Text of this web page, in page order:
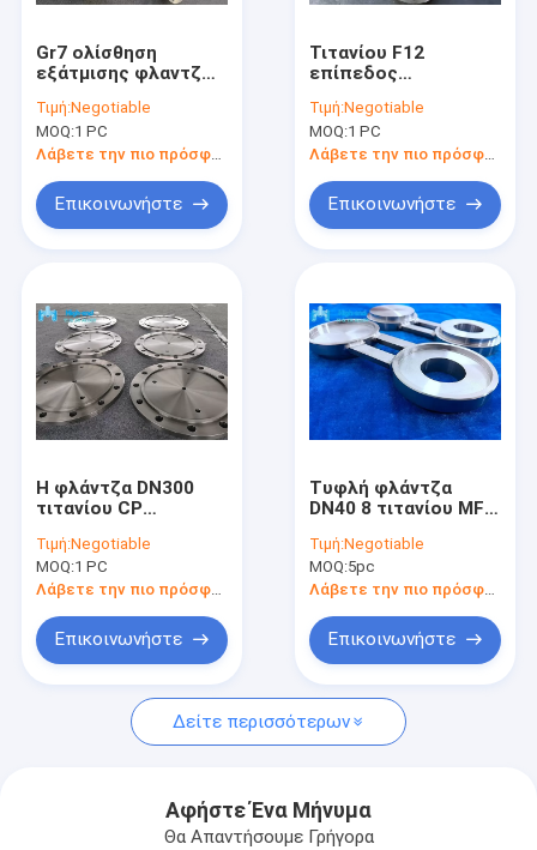
Σφυρηλατημένο κομμάτι τιτανίου
Τιτάνιο γύρω από το φραγμό
Πιάτο τιτανίου
Σφυρηλατημένο δαχτυλίδι τιτανίου
φλάντζα τιτανίου
δίσκος τιτανίου
Σύνδεσμος τιτανίου
Σφυρηλατημένο κομμάτι ζιρκονίου
Δαχτυλίδι σφυρηλατημένων κομματιών ζιρκονίου
Σωλήνες τιτανίου
Gr7 ολίσθηση
εξάτμισης φλαντζών
16,9 φλαντζών που
επεξεργάζεται στη
μηχανή
Τιμή:Negotiable
MOQ:1 PC
Λάβετε την πιο πρόσφατη τιμή
Επικοινωνήστε
Τιτανίου F12
επίπεδος
φλαντζών GR12
λαιμός συγκόλλησης
φλαντζών μακρύς
Τιμή:Negotiable
MOQ:1 PC
Λάβετε την πιο πρόσφατη τιμή
Επικοινωνήστε
Η φλάντζα DN300
τιτανίου CP
τυφλή φλάντζα που
επεξεργάστηκε στη
μηχανή
Τιμή:Negotiable
MOQ:1 PC
Λάβετε την πιο πρόσφατη τιμή
Επικοινωνήστε
Τυφλή φλάντζα
DN40 8 τιτανίου MFM
θερμότητας
φλαντζών
Τιμή:Negotiable
MOQ:5pc
Λάβετε την πιο πρόσφατη τιμή
Επικοινωνήστε
Δείτε περισσότερων
Αφήστε Ένα Μήνυμα
Θα Απαντήσουμε Γρήγορα